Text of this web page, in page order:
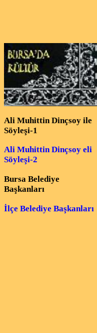
Ali Muhittin Dinçsoy ile
Söyleşi-1
Ali Muhittin Dinçsoy eli
Söyleşi-2
Bursa Belediye
Başkanları
İlçe Belediye Başkanları